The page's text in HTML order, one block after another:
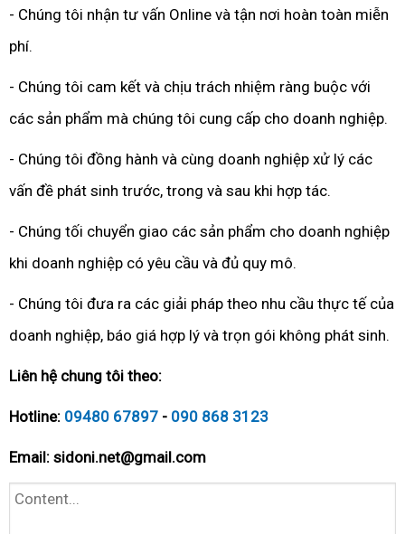
- Chúng tôi nhận tư vấn Online và tận nơi hoàn toàn miễn
phí.
- Chúng tôi cam kết và chịu trách nhiệm ràng buộc với
các sản phẩm mà chúng tôi cung cấp cho doanh nghiệp.
- Chúng tôi đồng hành và cùng doanh nghiệp xử lý các
vấn đề phát sinh trước, trong và sau khi hợp tác.
- Chúng tối chuyển giao các sản phẩm cho doanh nghiệp
khi doanh nghiệp có yêu cầu và đủ quy mô.
- Chúng tôi đưa ra các giải pháp theo nhu cầu thực tế của
doanh nghiệp, báo giá hợp lý và trọn gói không phát sinh.
Liên hệ chung tôi theo:
Hotline: 09480 67897 - 090 868 3123
Email: sidoni.net@gmail.com